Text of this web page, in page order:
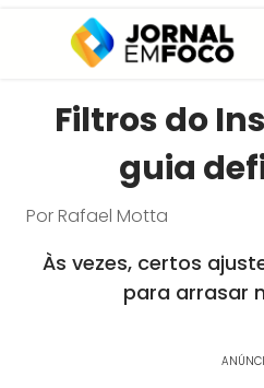
conteúdoFiltros do
guia
PorRafael Motta
Às vezes, certos
para arrasar